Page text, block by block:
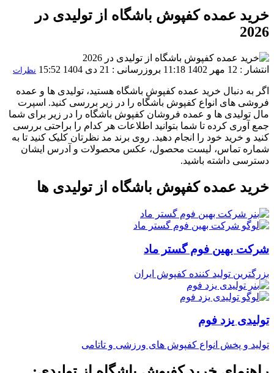
خرید عمده کفپوش باشگاه از تولیدی در
2026
انتشار : 12 مهر 1402 11:18 بروزرسانی : 21 دی 1404 15:52 نظرات
اگر به دنبال خرید عمده کفپوش باشگاه هستید، تولیدی ها و عمده
فروشی های انواع کفپوش باشگاه را در زیر بررسی کنید. اسپرت
مال تولیدی ها و عمده فروشان کفپوش باشگاه را در زیر برای شما
جمع آوری کرده تا شما بتوانید اطلاعات هر کدام را براحتی بررسی
کنید و خرید خود را انجام دهید. روی برند مد نظرتان کلیک کنید تا به
شماره تماس، لیست محصول، عکس محصولات و آدرس ایشان
دسترسی داشته باشید.
خرید عمده کفپوش باشگاه از تولیدی ها
شرکت بهین فوم گستر ماد
بزرگترین تولید کننده کفپوش ایران
تولیدی یزد فوم
تولید و پخش انواع کفپوش های ورزشی و تاتامی